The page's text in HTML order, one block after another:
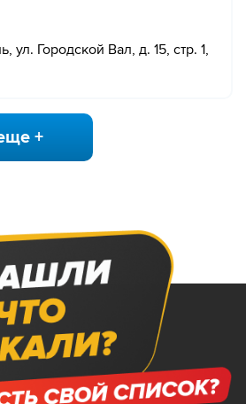
ул. Городской Вал, д. 15, стр. 1,
+